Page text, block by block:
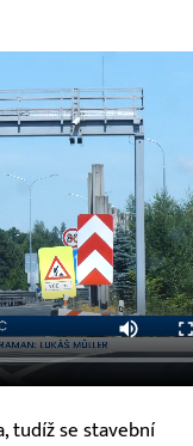
tudíž se stavební